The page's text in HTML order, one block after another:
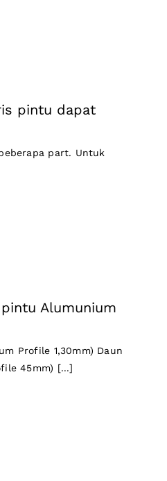
pintu dapat
part. Untuk
Alumunium
Profile 1,30mm) Daun
45mm) [...]